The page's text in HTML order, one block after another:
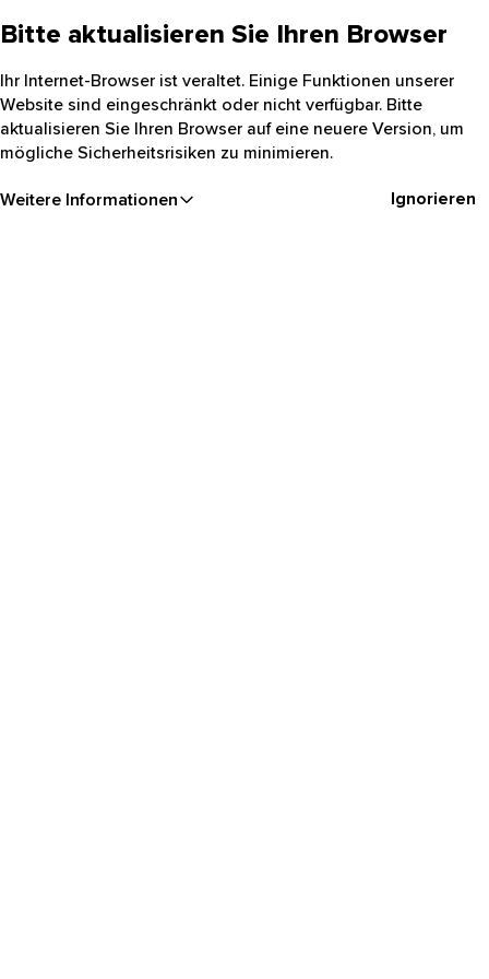
Bitte aktualisieren Sie Ihren Browser
Ihr Internet-Browser ist veraltet. Einige Funktionen unserer
Website sind eingeschränkt oder nicht verfügbar. Bitte
aktualisieren Sie Ihren Browser auf eine neuere Version, um
mögliche Sicherheitsrisiken zu minimieren.
Weitere Informationen Ignorieren